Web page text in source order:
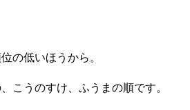
の低いほうから。
こうのすけ、ふうまの順です。